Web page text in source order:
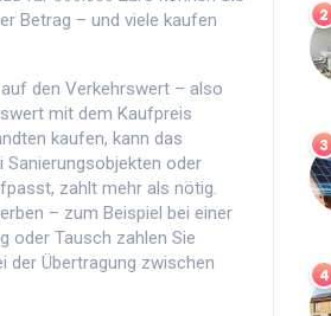
Betrag – und viele kaufen
den Verkehrswert – also
mit dem Kaufpreis
kaufen, kann das
Sanierungsobjekten oder
zahlt mehr als nötig.
– zum Beispiel bei einer
oder Tausch zahlen Sie
der Übertragung zwischen
2
3
4